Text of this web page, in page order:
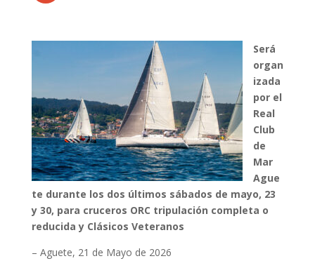
Será
organ
izada
por el
Real
Club
de
Mar
Ague
te durante los dos últimos sábados de mayo, 23
y 30, para cruceros ORC tripulación completa o
reducida y Clásicos Veteranos
– Aguete, 21 de Mayo de 2026